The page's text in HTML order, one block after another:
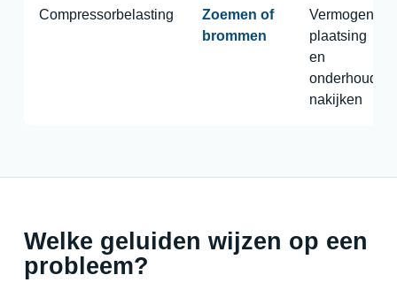
Compressorbelasting
Zoemen of
brommen
Vermogen,
plaatsing
en
onderhoud
nakijken
Welke geluiden wijzen op een
probleem?